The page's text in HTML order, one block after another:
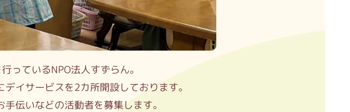
っているNPO法人すずらん。
イサービスを2カ所開設しております。
伝いなどの活動者を募集します。